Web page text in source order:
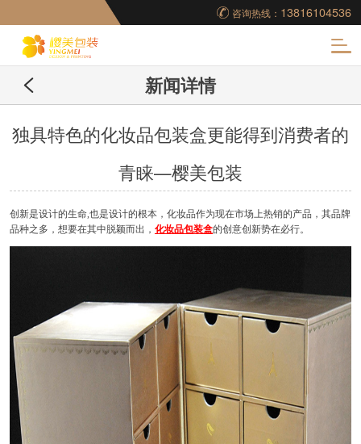
咨询热线： 13816104536
妆品包装盒工厂,高档
包装盒定制,创意包装
新闻详情
独具特色的化妆品包装盒更能得到消费者的
青睐—樱美包装
创新是设计的生命,也是设计的根本，化妆品作为现在市场上热销的产品，其品牌
品种之多，想要在其中脱颖而出， 化妆品包装盒的创意创新势在必行。